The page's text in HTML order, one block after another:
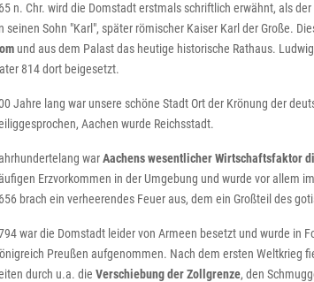
n. Chr. wird die Domstadt erstmals schriftlich erwähnt, als
seinen Sohn "Karl", später römischer Kaiser Karl der Große.
und aus dem Palast das heutige historische Rathaus.
814 dort beigesetzt.
Jahre lang war unsere schöne Stadt Ort der Krönung der
Aachen wurde Reichsstadt.
warAachens wesentlicher Wirtschaftsfaktor
Erzvorkommen in der Umgebung und wurde vor allem
brach ein verheerendes Feuer aus, dem ein Großteil des
war die Domstadt leider von Armeen besetzt und wurde in
Preußen aufgenommen. Nach dem ersten Weltkrieg
durch u.a. die Verschiebung der Zollgrenze, den